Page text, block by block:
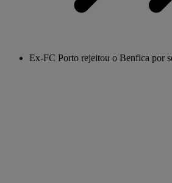
Ex-FC Porto rejeitou o Benfica por